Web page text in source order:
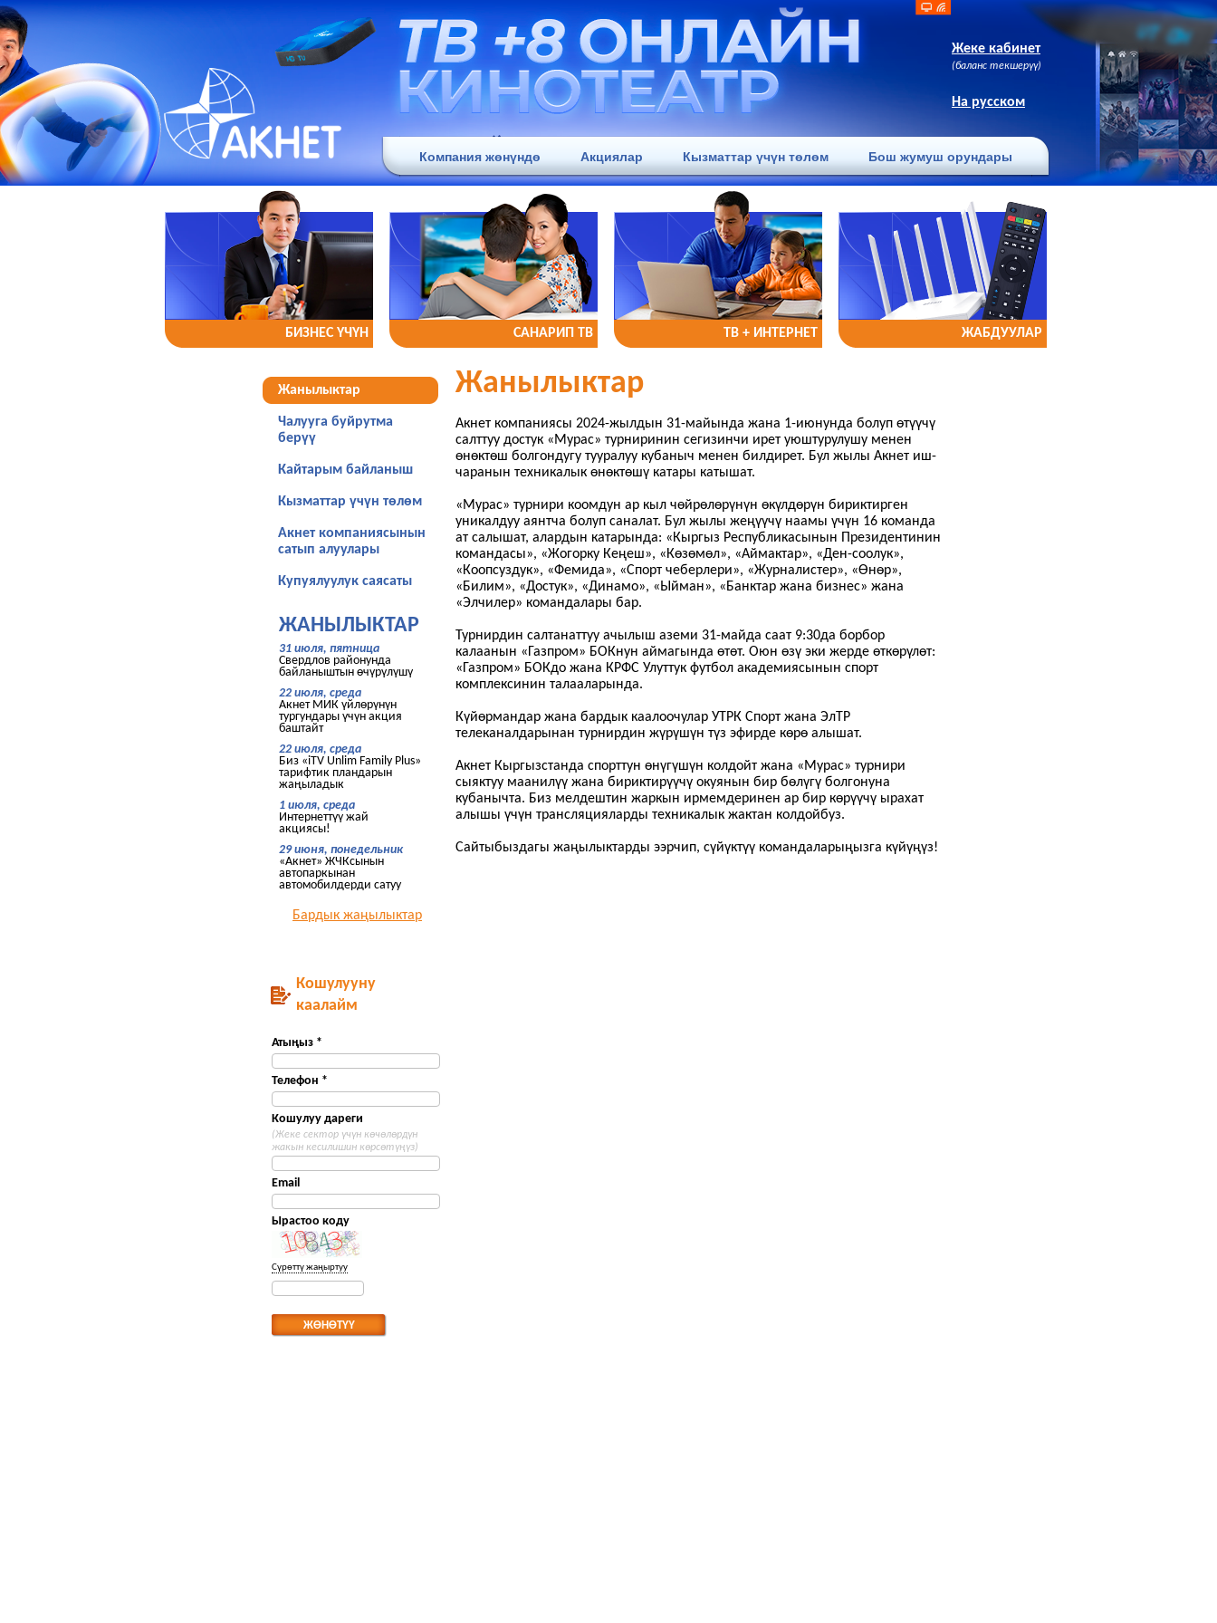
Жеке кабинет
(баланс текшерүү)
На русском
Компания жөнүндө Акциялар Кызматтар үчүн төлөм Бош жумуш орундары
БИЗНЕС YЧYН САНАРИП ТВ ТВ + ИНТЕРНЕТ ЖАБДУУЛАР
Жанылыктар
Чалууга буйрутма
берүү
Кайтарым байланыш
Кызматтар үчүн төлөм
Акнет компаниясынын
сатып алуулары
Купуялуулук саясаты
ЖАНЫЛЫКТАР
31 июля, пятница
Свердлов районунда
байланыштын өчүрүлүшү
22 июля, среда
Акнет МИК үйлөрүнүн
тургундары үчүн акция
баштайт
22 июля, среда
Биз «iTV Unlim Family Plus»
тарифтик пландарын
жаңыладык
1 июля, среда
Интернеттүү жай
акциясы!
29 июня, понедельник
«Акнет» ЖЧКсынын
автопаркынан
автомобилдерди сатуу
Бардык жаңылыктар
Кошулууну
каалайм
Атыңыз *
Телефон *
Кошулуу дареги
(Жеке сектор үчүн көчөлөрдүн
жакын кесилишин көрсөтүңүз)
Email
Ырастоо коду
Сүрөттү жаңыртуу
Жанылыктар
Акнет компаниясы 2024-жылдын 31-майында жана 1-июнунда болуп өтүүчү
салттуу достук «Мурас» турниринин сегизинчи ирет уюштурулушу менен
өнөктөш болгондугу тууралуу кубаныч менен билдирет. Бул жылы Акнет иш-
чаранын техникалык өнөктөшү катары катышат.
«Мурас» турнири коомдун ар кыл чөйрөлөрүнүн өкүлдөрүн бириктирген
уникалдуу аянтча болуп саналат. Бул жылы жеңүүчү наамы үчүн 16 команда
ат салышат, алардын катарында: «Кыргыз Республикасынын Президентинин
командасы», «Жогорку Кеңеш», «Көзөмөл», «Аймактар», «Ден-соолук»,
«Коопсуздук», «Фемида», «Спорт чеберлери», «Журналистер», «Өнөр»,
«Билим», «Достук», «Динамо», «Ыйман», «Банктар жана бизнес» жана
«Элчилер» командалары бар.
Турнирдин салтанаттуу ачылыш аземи 31-майда саат 9:30да борбор
калаанын «Газпром» БОКнун аймагында өтөт. Оюн өзү эки жерде өткөрүлөт:
«Газпром» БОКдо жана КРФС Улуттук футбол академиясынын спорт
комплексинин талааларында.
Күйөрмандар жана бардык каалоочулар УТРК Спорт жана ЭлТР
телеканалдарынан турнирдин жүрүшүн түз эфирде көрө алышат.
Акнет Кыргызстанда спорттун өнүгүшүн колдойт жана «Мурас» турнири
сыяктуу маанилүү жана бириктирүүчү окуянын бир бөлүгү болгонуна
кубанычта. Биз мелдештин жаркын ирмемдеринен ар бир көрүүчү ырахат
алышы үчүн трансляцияларды техникалык жактан колдойбуз.
Сайтыбыздагы жаңылыктарды ээрчип, сүйүктүү командаларыңызга күйүңүз!